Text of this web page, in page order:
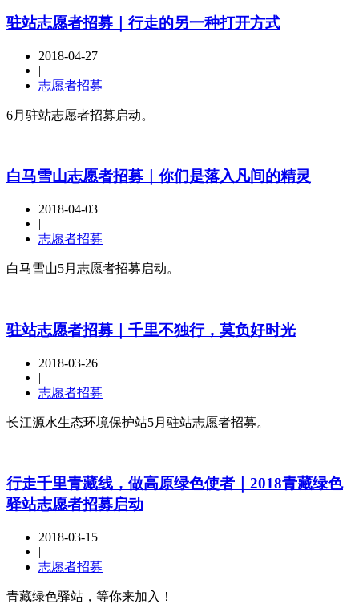
驻站志愿者招募｜行走的另一种打开方式
2018-04-27
|
志愿者招募
6月驻站志愿者招募启动。
白马雪山志愿者招募｜你们是落入凡间的精灵
2018-04-03
|
志愿者招募
白马雪山5月志愿者招募启动。
驻站志愿者招募｜千里不独行，莫负好时光
2018-03-26
|
志愿者招募
长江源水生态环境保护站5月驻站志愿者招募。
行走千里青藏线，做高原绿色使者｜2018青藏绿色
驿站志愿者招募启动
2018-03-15
|
志愿者招募
青藏绿色驿站，等你来加入！